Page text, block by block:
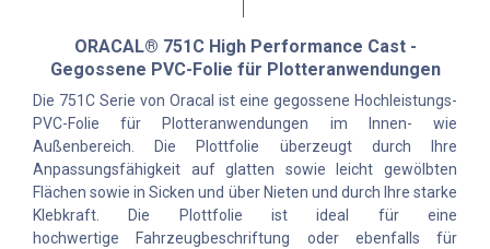
ORACAL® 751C High Performance Cast -
Gegossene PVC-Folie für Plotteranwendungen
Die 751C Serie von Oracal ist eine gegossene Hochleistungs-
PVC-Folie für Plotteranwendungen im Innen- wie
Außenbereich. Die Plottfolie überzeugt durch Ihre
Anpassungsfähigkeit auf glatten sowie leicht gewölbten
Flächen sowie in Sicken und über Nieten und durch Ihre starke
Klebkraft. Die Plottfolie ist ideal für eine
hochwertige Fahrzeugbeschriftung oder ebenfalls für